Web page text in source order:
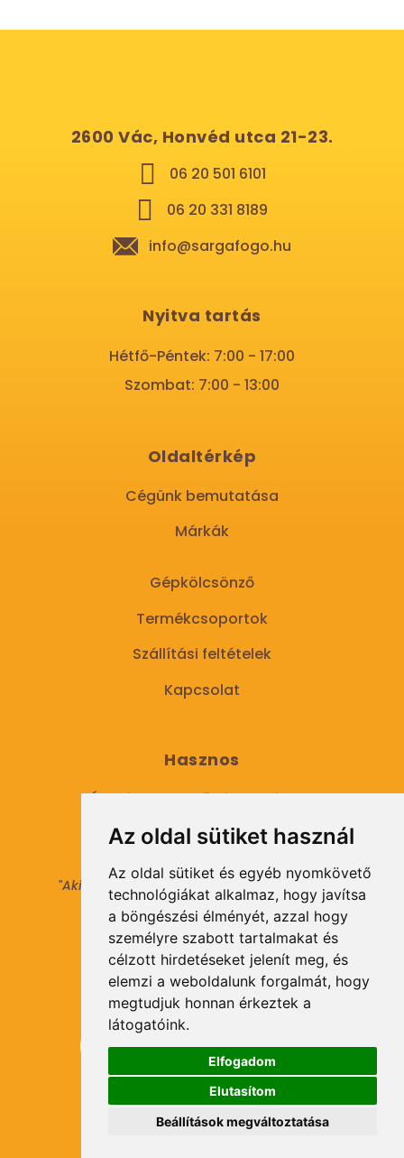
Az oldal sütiket használ
Az oldal sütiket és egyéb nyomkövető
technológiákat alkalmaz, hogy javítsa
a böngészési élményét, azzal hogy
személyre szabott tartalmakat és
célzott hirdetéseket jelenít meg, és
elemzi a weboldalunk forgalmát, hogy
megtudjuk honnan érkeztek a
látogatóink.
Elfogadom
Elutasítom
Beállítások megváltoztatása
2600 Vác, Honvéd utca 21-23.
06 20 501 6101
06 20 331 8189
info@sargafogo.hu
Nyitva tartás
Hétfő-Péntek: 7:00 - 17:00
Szombat: 7:00 - 13:00
Oldaltérkép
Cégünk bemutatása
Márkák
Gépkölcsönző
Termékcsoportok
Szállítási feltételek
Kapcsolat
Hasznos
Általános Szerződési Feltételek
Adatkezelési tájékoztató
"Aki másokat nem tesz gazdaggá, maga sem
válhat azzá."
© 2021 Minden jog fenntartva.
Hírlevél Feliratkozás
Feliratkozás